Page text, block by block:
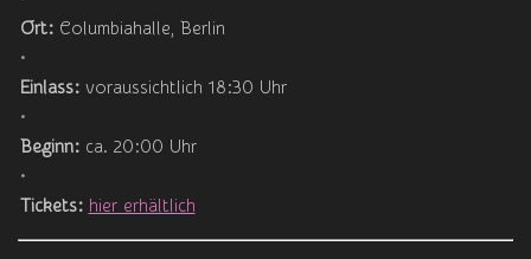
Ort:Columbiahalle, Berlin
Einlass:voraussichtlich 18:30 Uhr
Beginn:ca. 20:00 Uhr
Tickets: hier erhältlich